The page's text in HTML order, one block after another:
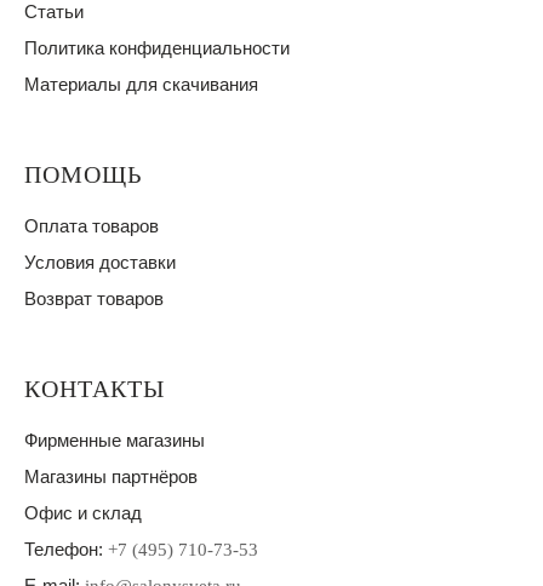
Статьи
Политика конфиденциальности
Материалы для скачивания
ПОМОЩЬ
Оплата товаров
Условия доставки
Возврат товаров
КОНТАКТЫ
Фирменные магазины
Магазины партнёров
Офис и склад
Телефон: +7 (495) 710-73-53